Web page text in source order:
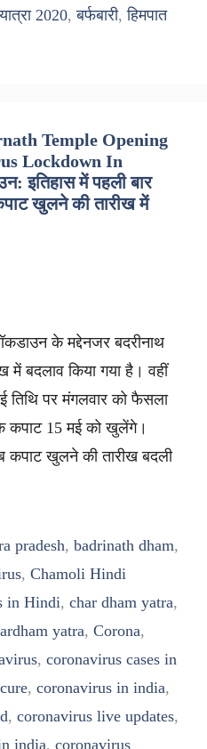
2020,बर्फबारी,हिमपात
Temple Opening
Lockdown In
इतिहास में पहली बार
खुलने की तारीख में
के मद्देनजर बदरीनाथ
में बदलाव किया गया है। वहीं
तिथि पर मंगलवार को फैसला
कपाट 15 मई को खुलेंगे।
कपाट खुलने की तारीख बदली
pradesh, badrinath dham,
, Chamoli Hindi
in Hindi, char dham yatra,
yatra, Corona,
, coronavirus cases in
, coronavirus in india,
, coronavirus live updates,
india, coronavirus